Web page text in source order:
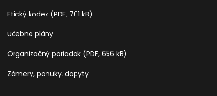
Etický kodex (PDF, 701 kB)
Učebné plány
Organizačný poriadok (PDF, 656 kB)
Zámery, ponuky, dopyty